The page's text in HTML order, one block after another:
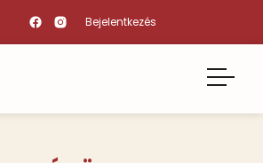
Bejelentkezés